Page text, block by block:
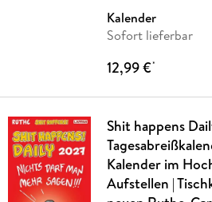
Kalender
Sofort lieferbar
12,99 €*
Shit happens
Kalender im
Aufstellen |